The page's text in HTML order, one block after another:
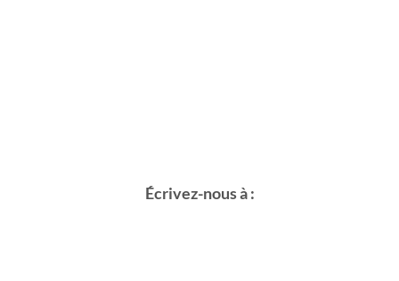
Écrivez-nous à :